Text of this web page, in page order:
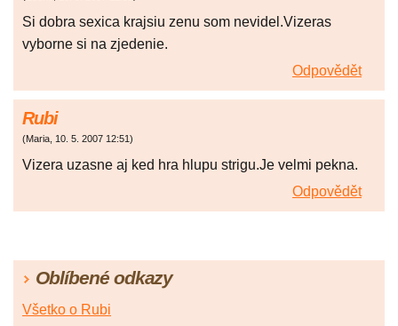
Si dobra sexica krajsiu zenu som nevidel.Vizeras
vyborne si na zjedenie.
Odpovědět
Rubi
(Maria, 10. 5. 2007 12:51)
Vizera uzasne aj ked hra hlupu strigu.Je velmi pekna.
Odpovědět
Oblíbené odkazy
Všetko o Rubi